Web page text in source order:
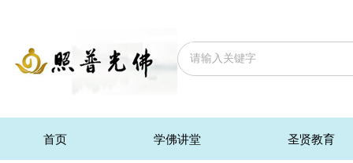
首页 学佛讲堂 圣贤教育